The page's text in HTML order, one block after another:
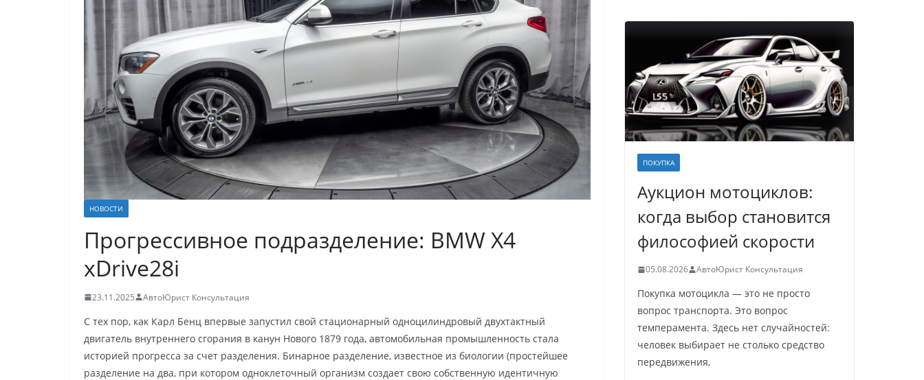
НОВОСТИ
Прогрессивное подразделение: BMW X4
xDrive28i
23.11.2025 АвтоЮрист Консультация
С тех пор, как Карл Бенц впервые запустил свой стационарный одноцилиндровый двухтактный
двигатель внутреннего сгорания в канун Нового 1879 года, автомобильная промышленность стала
историей прогресса за счет разделения. Бинарное разделение, известное из биологии (простейшее
разделение на два, при котором одноклеточный организм создает свою собственную идентичную
ПОКУПКА
Аукцион мотоциклов:
когда выбор становится
философией скорости
05.08.2026 АвтоЮрист Консультация
Покупка мотоцикла — это не просто
вопрос транспорта. Это вопрос
темперамента. Здесь нет случайностей:
человек выбирает не столько средство
передвижения,